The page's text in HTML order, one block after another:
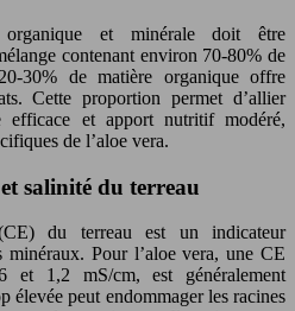
et minérale doit être
contenant environ 70-80% de
30% de matière organique offre
Cette proportion permet d’allier
efficace et apport nutritif modéré,
de l’aloe vera.
salinité du terreau
du terreau est un indicateur
minéraux. Pour l’aloe vera, une CE
et 1,2 mS/cm, est généralement
élevée peut endommager les racines